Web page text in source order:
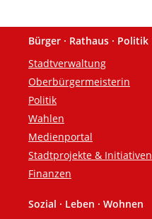
Fußzeile
Bürger · Rathaus · Politik
Stadtverwaltung
Oberbürgermeisterin
Politik
Wahlen
Medienportal
Stadtprojekte & Initiativen
Finanzen
Sozial · Leben · Wohnen